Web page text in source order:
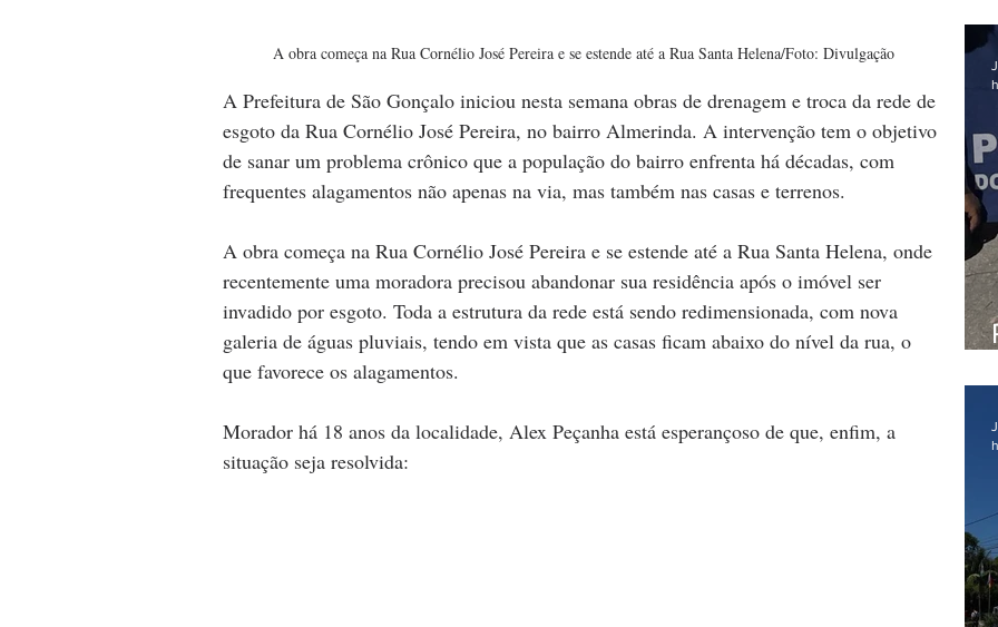
A obra começa na Rua Cornélio José Pereira e se estende até a Rua Santa Helena/Foto: Divulgação
A Prefeitura de São Gonçalo iniciou nesta semana obras de drenagem e troca da rede de
esgoto da Rua Cornélio José Pereira, no bairro Almerinda. A intervenção tem o objetivo
de sanar um problema crônico que a população do bairro enfrenta há décadas, com
frequentes alagamentos não apenas na via, mas também nas casas e terrenos.
A obra começa na Rua Cornélio José Pereira e se estende até a Rua Santa Helena, onde
recentemente uma moradora precisou abandonar sua residência após o imóvel ser
invadido por esgoto. Toda a estrutura da rede está sendo redimensionada, com nova
galeria de águas pluviais, tendo em vista que as casas ficam abaixo do nível da rua, o
que favorece os alagamentos.
Morador há 18 anos da localidade, Alex Peçanha está esperançoso de que, enfim, a
situação seja resolvida: